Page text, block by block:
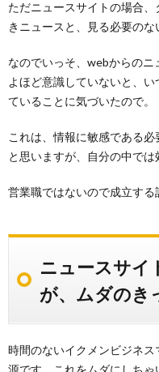
ただニュースサイトの場合
きニュースと、見る必要のな
なのでいっそ、webからのニ
よほど意識していないと、
ていることに気づいたので。
これは、情報に敏感である
と思いますが、自分の中では
営業職ではないので成立す
ニュースサイ
が、ムダのき
時間のないイクメンビジネ